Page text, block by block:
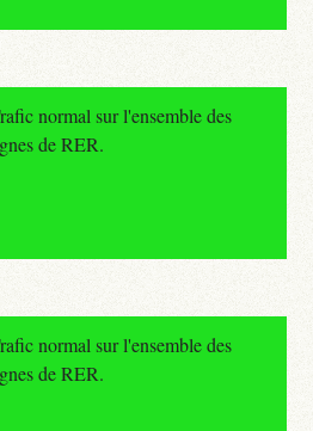
normal sur l'ensemble des
de RER.
normal sur l'ensemble des
de RER.